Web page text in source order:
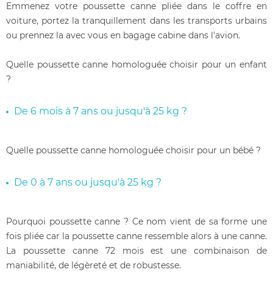
Emmenez votre poussette canne pliée dans le coffre en
voiture, portez la tranquillement dans les transports urbains
ou prennez la avec vous en bagage cabine dans l'avion.
Quelle poussette canne homologuée choisir pour un enfant
?
De 6 mois à 7 ans ou jusqu'à 25 kg ?
Quelle poussette canne homologuée choisir pour un bébé ?
De 0 à 7 ans ou jusqu'à 25 kg ?
Pourquoi poussette canne ? Ce nom vient de sa forme une
fois pliée car la poussette canne ressemble alors à une canne.
La poussette canne 72 mois est une combinaison de
maniabilité, de légèreté et de robustesse.